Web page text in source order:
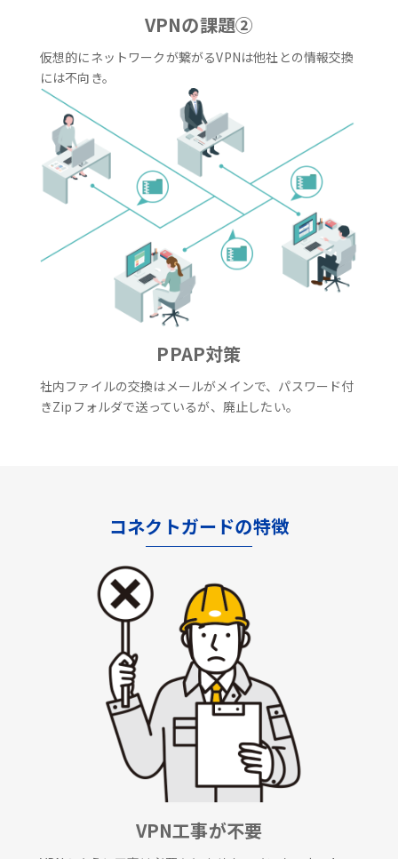
VPNの課題②
仮想的にネットワークが繋がるVPNは他社との情報交換
には不向き。
PPAP対策
社内ファイルの交換はメールがメインで、パスワード付
きZipフォルダで送っているが、廃止したい。
コネクトガードの特徴
VPN工事が不要